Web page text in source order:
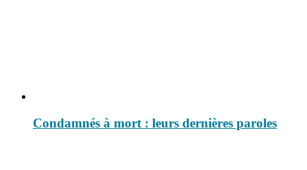
Condamnés à mort : leurs dernières paroles